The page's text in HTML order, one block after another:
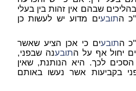
שבהם אין זהות בין בעלי
התובעים מדוע יש לעשות כן
התובעים כי אכן הציע שאשר
יחול אף על התובענה שבפני,
לכך. היא הנותנת, שאין
בקביעות אשר נעשו באותם